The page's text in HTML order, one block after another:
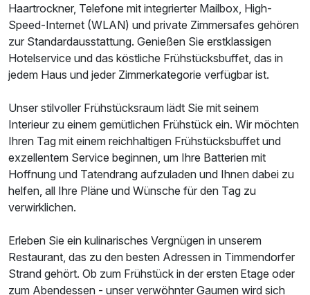
Haartrockner, Telefone mit integrierter Mailbox, High-
Speed-Internet (WLAN) und private Zimmersafes gehören
zur Standardausstattung. Genießen Sie erstklassigen
Hotelservice und das köstliche Frühstücksbuffet, das in
jedem Haus und jeder Zimmerkategorie verfügbar ist.
Unser stilvoller Frühstücksraum lädt Sie mit seinem
Interieur zu einem gemütlichen Frühstück ein. Wir möchten
Ihren Tag mit einem reichhaltigen Frühstücksbuffet und
exzellentem Service beginnen, um Ihre Batterien mit
Hoffnung und Tatendrang aufzuladen und Ihnen dabei zu
helfen, all Ihre Pläne und Wünsche für den Tag zu
verwirklichen.
Erleben Sie ein kulinarisches Vergnügen in unserem
Restaurant, das zu den besten Adressen in Timmendorfer
Strand gehört. Ob zum Frühstück in der ersten Etage oder
zum Abendessen - unser verwöhnter Gaumen wird sich